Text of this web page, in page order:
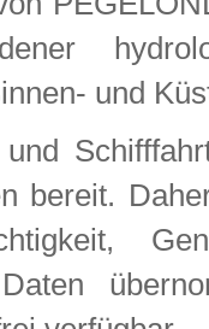
und
bereit.